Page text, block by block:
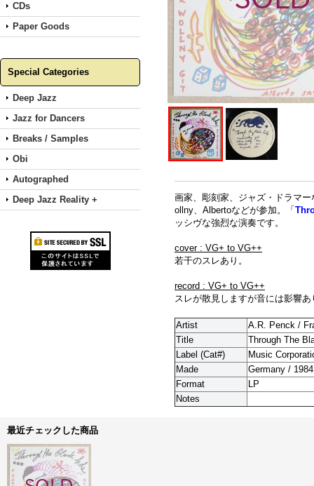
CDs
Paper Goods
Special Categories
Deep Jazz
Jazz for Dancers
Breaks / Samples
Obi
Autographed
Deep Jazz Reality +
画家、彫刻家、ジャズ・ドラマ
ollny、Albertoなどが参加。「
ッシヴな強烈な演奏です。
cover : VG+ to VG++
若干のスレあり。
record : VG+ to VG++
スレが散見しますが音には影響
Artist
A.R. Penck /
Title
Through The
Label (Cat#)
Music
Made
Germany / 1984
Format
LP
Notes
最近チェックした商品